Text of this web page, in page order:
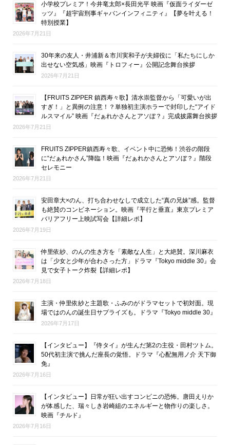
小学校プレミア！今井竜太郎×長田光平 映画『仮面ライダーゼ
ッツ』『超宇宙刑事ギャバンインフィニティ』【夢を叶える！
特別授業】
2026年7月21日
30年来の友人・井浦新＆市川実和子が夫婦役に「私たちにしか
出せない空気感」映画『トロフィー』公開記念舞台挨拶
2026年7月21日
【FRUITS ZIPPER 鎮西寿々歌】清水崇監督から「可愛いが出
すぎ！」と異例の注意！？単独初主演ホラーで封印した“アイド
ルスマイル” 映画『だぁれかさんとアソぼ？』完成披露舞台挨拶
2026年7月21日
FRUITS ZIPPER鎮西寿々歌、イベント中に恐怖！渋谷の階段
に“だぁれかさん”降臨！映画『だぁれかさんとアソぼ？』階段
セレモニー
2026年7月21日
安田章大×のん、打ち合わせなしで成立した“真の兄妹”感。監督
も絶賛のコンビネーション。映画『平行と垂直』東京プレミア
バリアフリー上映試写会【詳細レポ】
2026年7月19日
仲里依紗、のんの生き方を「素敵な人生」と大絶賛。深川麻衣
は「少女と少年が合わさった方」ドラマ『Tokyo middle 30』会
見で女子トーク炸裂【詳細レポ】
2026年7月18日
主演・仲里依紗と主題歌・ふみのがドラマセットで初対面。現
場ではのんの誕生日サプライズも。ドラマ『Tokyo middle 30』
2026年7月17日
【インタビュー】『侍タイ』が生んだ第2の主役・田村ツトム。
50代初主演で挑んだ座長の覚悟。ドラマ『心配無用ノ介 天下御
免』
2026年7月16日
【インタビュー】日常が狂い出すコンビニの恐怖。唐田えりか
が体感した、瑞々しき岩崎組のエネルギーと物作りの楽しさ。
映画『チルド』
2026年7月16日